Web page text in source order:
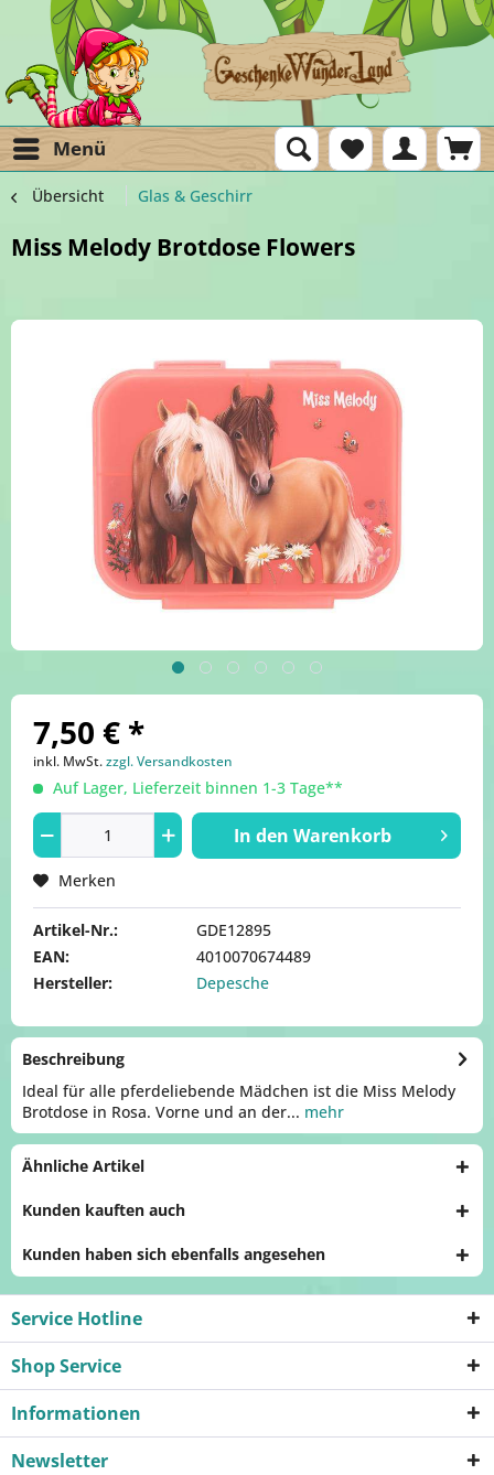
Menü
Übersicht Glas & Geschirr
Miss Melody Brotdose Flowers
7,50 € *
inkl. MwSt.zzgl. Versandkosten
Auf Lager, Lieferzeit binnen 1-3 Tage**
In den Warenkorb
Merken
Artikel-Nr.:
GDE12895
EAN:
4010070674489
Hersteller:
Depesche
Beschreibung
Ideal für alle pferdeliebende Mädchen ist die Miss Melody
Brotdose in Rosa. Vorne und an der... mehr
Ähnliche Artikel
Kunden kauften auch
Kunden haben sich ebenfalls angesehen
Service Hotline
Shop Service
Informationen
Newsletter